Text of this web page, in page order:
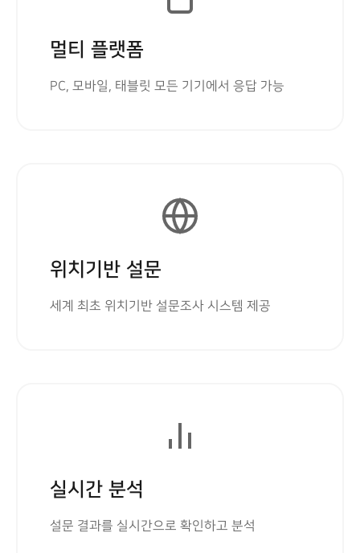
멀티 플랫폼
PC, 모바일, 태블릿 모든 기기에서 응답 가능
위치기반 설문
세계 최초 위치기반 설문조사 시스템 제공
실시간 분석
설문 결과를 실시간으로 확인하고 분석